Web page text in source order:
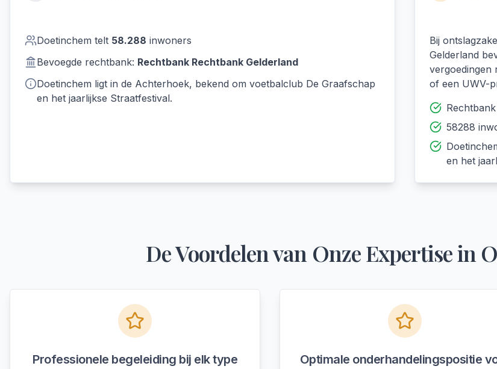
Doetinchem telt 58.288 inwoners
Bevoegde rechtbank: Rechtbank Rechtbank Gelderland
Doetinchem ligt in de Achterhoek, bekend om voetbalclub De Graafschap
en het jaarlijkse Straatfestival.
Bij
Gelderland
vergoedingen
of een UWV-
58288
en het
De Voordelen van Onze Expertise in
Professionele begeleiding bij elk type
Optimale onderhandelingspositie